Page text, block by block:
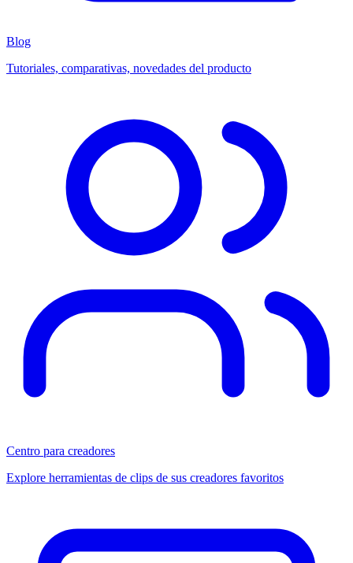
Blog
Tutoriales, comparativas, novedades del producto
Centro para creadores
Explore herramientas de clips de sus creadores favoritos